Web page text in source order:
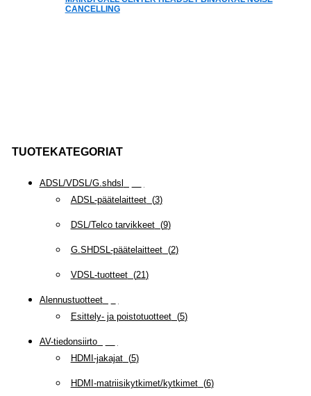
TUOTEKATEGORIAT
ADSL/VDSL/G.shdsl
ADSL-päätelaitteet(3)
DSL/Telco tarvikkeet(9)
G.SHDSL-päätelaitteet(2)
VDSL-tuotteet(21)
Alennustuotteet(
Esittely- ja poistotuotteet(5)
AV-tiedonsiirto(
HDMI-jakajat(5)
HDMI-matriisikytkimet/kytkimet(6)
CANCELLING